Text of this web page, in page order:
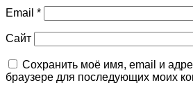
Email *
Сайт
Сохранить моё имя, email и
браузере для последующих моих